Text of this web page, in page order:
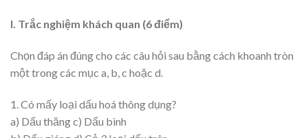
I. Trắc nghiệm khách quan (6 điểm)
Chọn đáp án đúng cho các câu hỏi sau bằng cách khoanh tròn
một trong các mục a, b, c hoặc d.
1. Có mấy loại dấu hoá thông dụng?
a) Dấu thăng c) Dấu bình